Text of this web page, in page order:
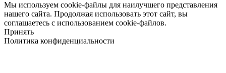
Мы используем cookie-файлы для наилучшего представления
нашего сайта. Продолжая использовать этот сайт, вы
соглашаетесь с использованием cookie-файлов.
Принять
Политика конфиденциальности